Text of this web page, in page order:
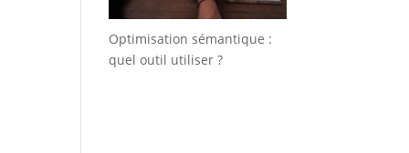
Optimisation sémantique :
quel outil utiliser ?